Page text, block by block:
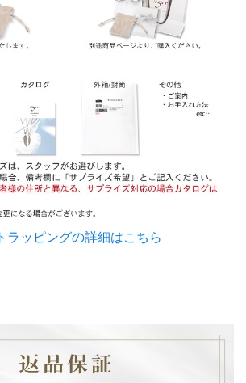
ラッピングの詳細はこちら